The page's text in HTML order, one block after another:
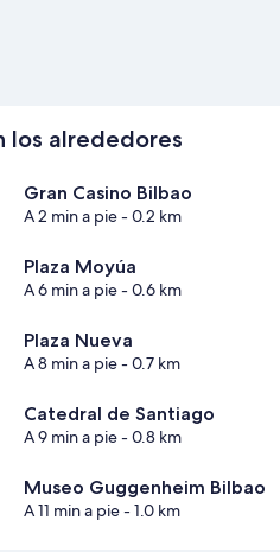
los alrededores
Gran Casino Bilbao
A 2 min a pie- 0.2 km
Plaza Moyúa
A 6 min a pie- 0.6 km
Plaza Nueva
A 8 min a pie- 0.7 km
Catedral de Santiago
A 9 min a pie- 0.8 km
Museo Guggenheim Bilbao
A 11 min a pie- 1.0 km